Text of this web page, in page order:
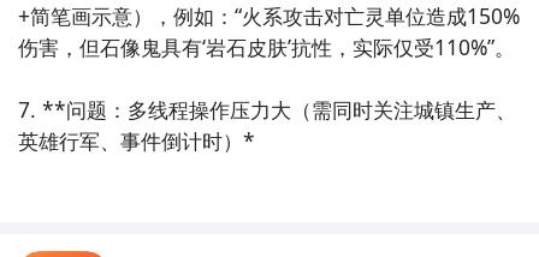
接受活动,礼包,开测和开放下载的提醒；
玩新游 上九游
+简笔画示意），例如：“火系攻击对亡灵单位造成150%
伤害，但石像鬼具有‘岩石皮肤’抗性，实际仅受110%”。
7. **问题：多线程操作压力大（需同时关注城镇生产、
英雄行军、事件倒计时）*